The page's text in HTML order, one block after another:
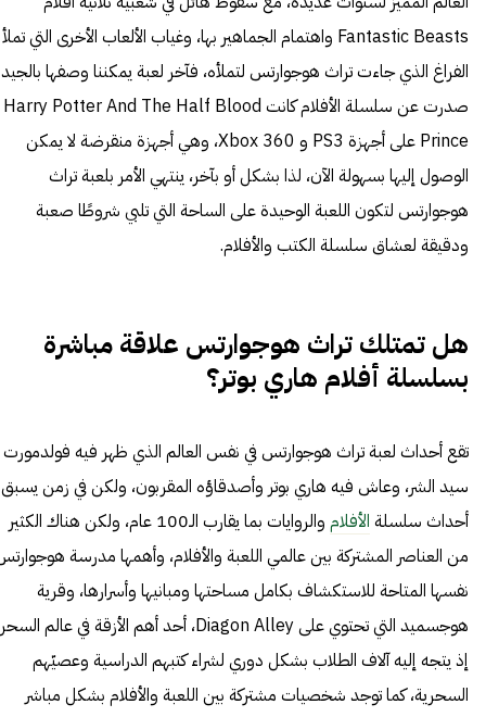
Fantastic Beasts واهتمام الجماهير بها، وغياب الألعاب الأخرى التي تملأ
الفراغ الذي جاءت تراث هوجوارتس لتملأه، فآخر لعبة يمكننا وصفها
صدرت عن سلسلة الأفلام كانت Harry Potter And The Half Blood
Prince على أجهزة PS3 و Xbox 360، وهي أجهزة منقرضة لا يمكن
الوصول إليها بسهولة الآن، لذا بشكل أو بآخر، ينتهي الأمر بلعبة تراث
هوجوارتس لتكون اللعبة الوحيدة على الساحة التي تلبي شروطًا صعبة
ودقيقة لعشاق سلسلة الكتب والأفلام.
هل تمتلك تراث هوجوارتس علاقة مباشرة
بسلسلة أفلام هاري بوتر؟
تقع أحداث لعبة تراث هوجوارتس في نفس العالم الذي ظهر فيه فولدمورت
سيد الشر، وعاش فيه هاري بوتر وأصدقاؤه المقربون، ولكن في زمن يسبق
أحداث سلسلة الأفلام
والروايات بما يقارب الـ100 عام، ولكن هناك الكثير
من العناصر المشتركة بين عالمي اللعبة والأفلام، وأهمها مدرسة
نفسها المتاحة للاستكشاف بكامل مساحتها ومبانيها وأسرارها، وقرية
هوجسميد التي تحتوي على Diagon Alley، أحد أهم الأزقة في عالم السحر
إذ يتجه إليه آلاف الطلاب بشكل دوري لشراء كتبهم الدراسية وعصيّهم
السحرية، كما توجد شخصيات مشتركة بين اللعبة والأفلام بشكل مباشر